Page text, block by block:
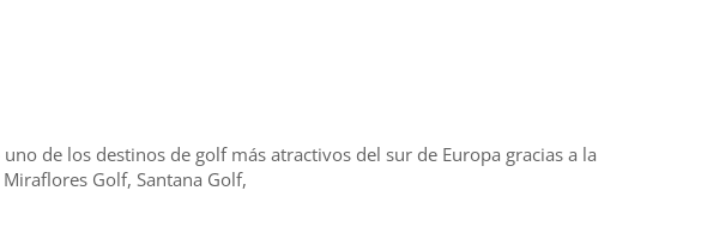
de los destinos de golf más atractivos del sur de Europa gracias a la
Golf, Santana Golf,